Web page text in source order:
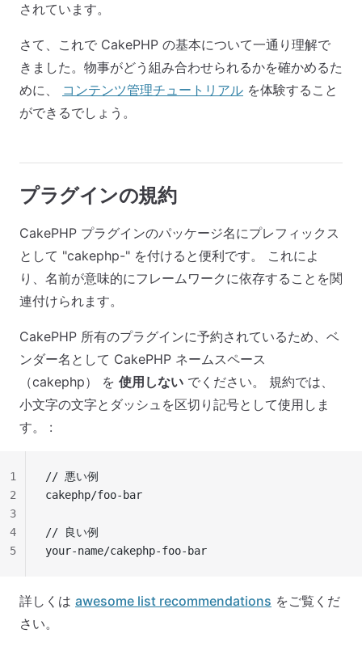
されています。
さて、これで CakePHP の基本について一通り理解で
きました。物事がどう組み合わせられるかを確かめるた
めに、 コンテンツ管理チュートリアル を体験すること
ができるでしょう。
プラグインの規約
CakePHP プラグインのパッケージ名にプレフィックス
として "cakephp-" を付けると便利です。 これによ
り、名前が意味的にフレームワークに依存することを関
連付けられます。
CakePHP 所有のプラグインに予約されているため、ベ
ンダー名として CakePHP ネームスペース
（cakephp） を 使用しない でください。 規約では、
小文字の文字とダッシュを区切り記号として使用しま
す。 :
// 悪い例
cakephp/foo-bar
// 良い例
your-name/cakephp-foo-bar
1
2
3
4
5
詳しくは awesome list recommendations をご覧くだ
さい。